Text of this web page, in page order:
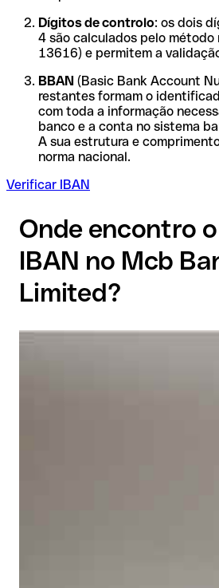
Dígitos de controlo: os dois
4 são calculados pelo método
13616) e permitem a
BBAN (Basic Bank Account
restantes formam o
com toda a informação
banco e a conta no sistema
A sua estrutura e
norma nacional.
Verificar IBAN
Onde encontro
IBAN no Mcb
Limited?